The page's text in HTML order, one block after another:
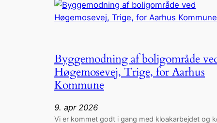
Byggemodning af boligområde
Høgemosevej, Trige, for Aarhus
Kommune
9. apr 2026
Vi er kommet godt i gang med kloakarbejdet og